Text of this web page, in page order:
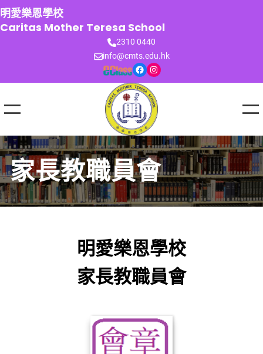
跳
至
主
明愛樂恩學校
Caritas Mother Teresa School
2310 0440
info@cmts.edu.hk
Facebook Instagram
家長教職員會
明愛樂恩學校
家長教職員會